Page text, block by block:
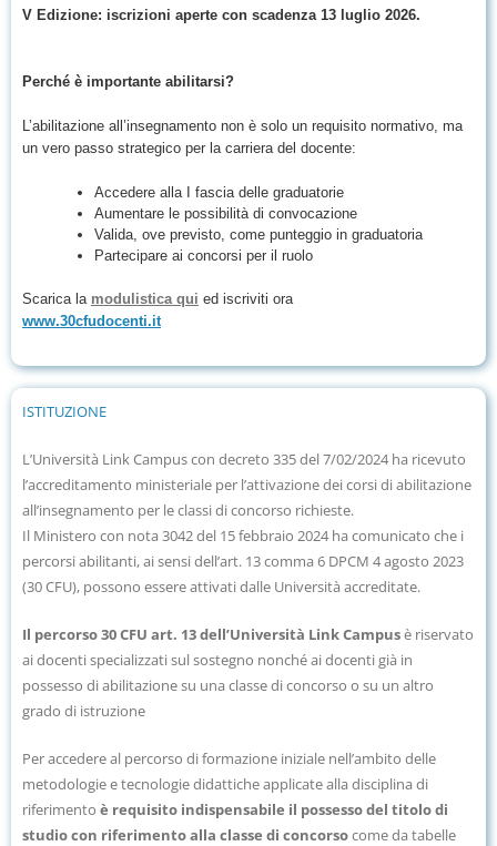
V Edizione: iscrizioni aperte con scadenza 13 luglio 2026.
Perché è importante abilitarsi?
L’abilitazione all’insegnamento non è solo un requisito normativo, ma
un vero passo strategico per la carriera del docente:
Accedere alla I fascia delle graduatorie
Aumentare le possibilità di convocazione
Valida, ove previsto, come punteggio in graduatoria
Partecipare ai concorsi per il ruolo
Scarica la modulistica qui ed iscriviti ora
www.30cfudocenti.it
ISTITUZIONE
L’Università Link Campus con decreto 335 del 7/02/2024ha ricevuto
l’accreditamento ministeriale per l’attivazione dei corsi di abilitazione
all’insegnamento per le classi di concorso richieste.
Il Ministero con nota 3042 del 15 febbraio 2024 ha comunicato che i
percorsi abilitanti, ai sensi dell’art. 13 comma 6 DPCM 4 agosto 2023
(30 CFU), possono essere attivati dalle Università accreditate.
Il percorso 30 CFU art. 13 dell’Università Link Campusè riservato
ai docenti specializzati sul sostegno nonché ai docenti già in
possesso di abilitazione su una classe di concorso o su un altro
grado di istruzione
Per accedere al percorso di formazione iniziale nell’ambito delle
metodologie e tecnologie didattiche applicate alla disciplina di
riferimento è requisito indispensabile il possesso del titolo di
studio con riferimento alla classe di concorsocome da tabelle